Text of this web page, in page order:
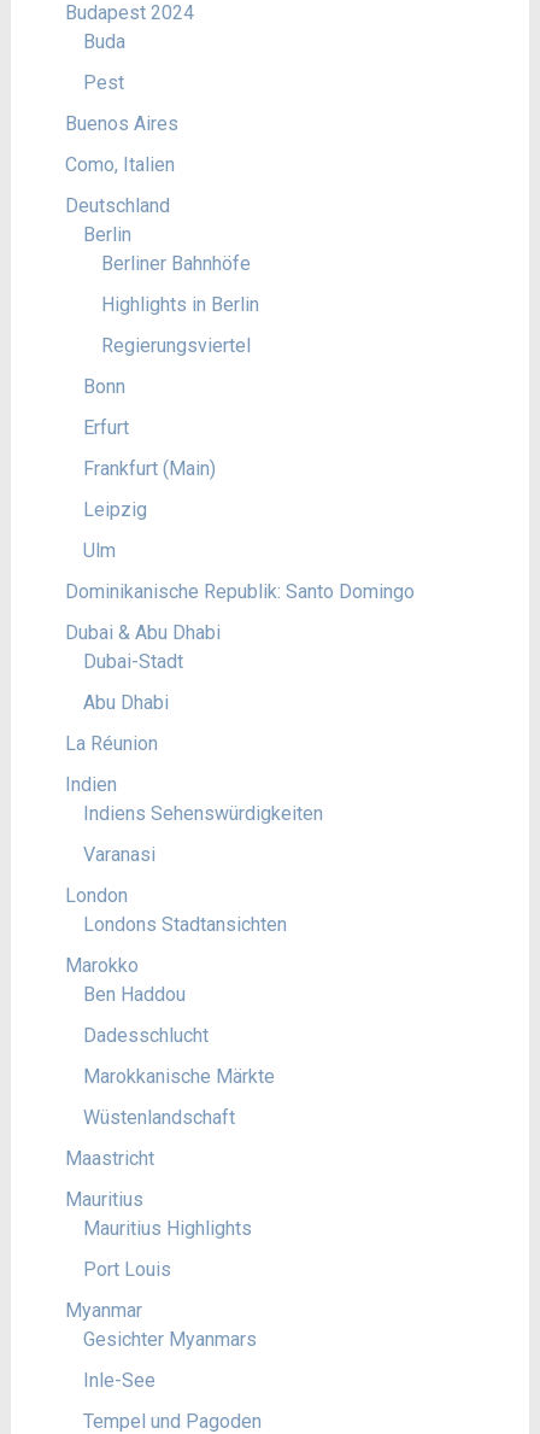
Budapest 2024
Buda
Pest
Buenos Aires
Como, Italien
Deutschland
Berlin
Berliner Bahnhöfe
Highlights in Berlin
Regierungsviertel
Bonn
Erfurt
Frankfurt (Main)
Leipzig
Ulm
Dominikanische Republik: Santo Domingo
Dubai & Abu Dhabi
Dubai-Stadt
Abu Dhabi
La Réunion
Indien
Indiens Sehenswürdigkeiten
Varanasi
London
Londons Stadtansichten
Marokko
Ben Haddou
Dadesschlucht
Marokkanische Märkte
Wüstenlandschaft
Maastricht
Mauritius
Mauritius Highlights
Port Louis
Myanmar
Gesichter Myanmars
Inle-See
Tempel und Pagoden